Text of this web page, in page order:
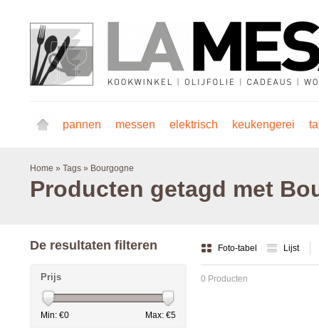
pannen messen elektrisch keukengerei
Home » Tags » Bourgogne
Producten getagd met
Foto-tabel Lijst
0 Producten
De resultaten filteren
Prijs
Min: €0 Max: €5